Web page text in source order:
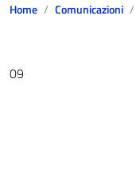
Home Comunicazioni
09